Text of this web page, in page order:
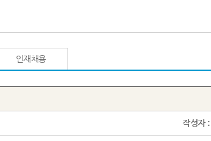
인재채용
작성자